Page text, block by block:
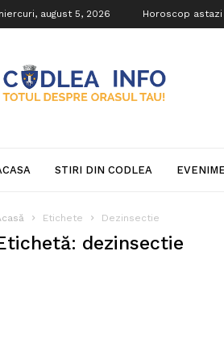
august 5, 2026 Horoscop astazi
Info
STIRI DIN CODLEA
Etichete Dezinsectie
dezinsectie